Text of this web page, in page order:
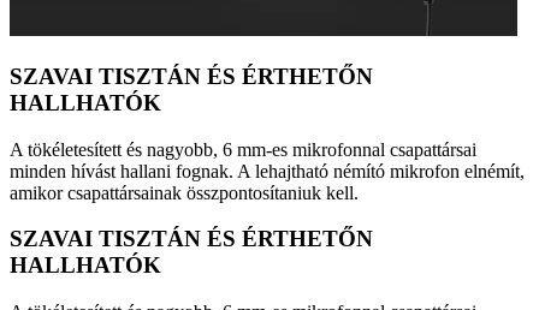
SZAVAI TISZTÁN ÉS ÉRTHETŐN
HALLHATÓK
A tökéletesített és nagyobb, 6 mm-es mikrofonnal csapattársai
minden hívást hallani fognak. A lehajtható némító mikrofon elnémít,
amikor csapattársainak összpontosítaniuk kell.
SZAVAI TISZTÁN ÉS ÉRTHETŐN
HALLHATÓK